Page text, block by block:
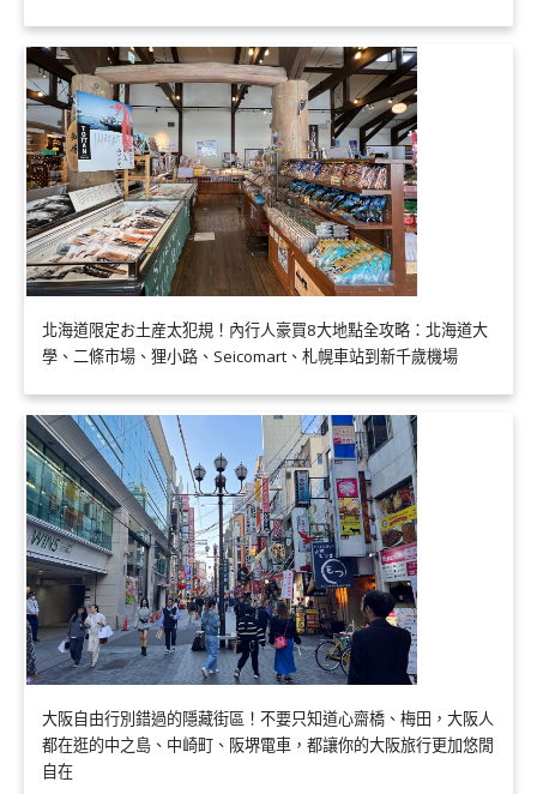
北海道限定お土産太犯規！內行人豪買8大地點全攻略：北海道大
學、二條市場、狸小路、Seicomart、札幌車站到新千歲機場
大阪自由行別錯過的隱藏街區！不要只知道心齋橋、梅田，大阪人
都在逛的中之島、中崎町、阪堺電車，都讓你的大阪旅行更加悠閒
自在